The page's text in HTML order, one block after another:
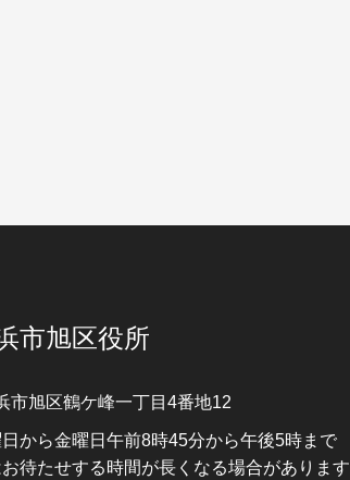
市旭区役所
市旭区鶴ケ峰一丁目4番地12
から金曜日午前8時45分から午後5時まで
待たせする時間が長くなる場合があります